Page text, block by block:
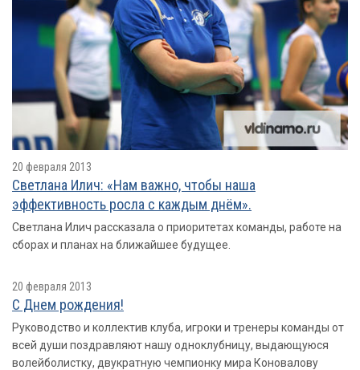
20 февраля 2013
Светлана Илич: «Нам важно, чтобы наша
эффективность росла с каждым днём».
Светлана Илич рассказала о приоритетах команды, работе на
сборах и планах на ближайшее будущее.
20 февраля 2013
С Днем рождения!
Руководство и коллектив клуба, игроки и тренеры команды от
всей души поздравляют нашу одноклубницу, выдающуюся
волейболистку, двукратную чемпионку мира Коновалову